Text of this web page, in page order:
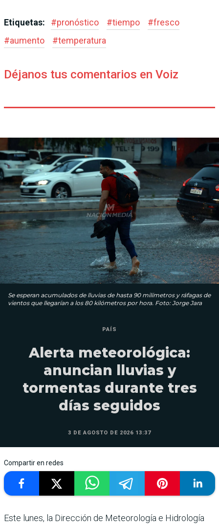
Etiquetas: #pronóstico #tiempo #fresco
#aumento #temperatura
Déjanos tus comentarios en Voiz
Se esperan acumulados de lluvias de hasta 90 milímetros y ráfagas de
vientos que llegarían a los 80 kilómetros por hora. Foto: Jorge Jara
PAÍS
Alerta meteorológica:
anuncian lluvias y
tormentas durante tres
días seguidos
3 DE AGOSTO DE 2026 13:37
Compartir en redes
Este lunes, la Dirección de Meteorología e Hidrología